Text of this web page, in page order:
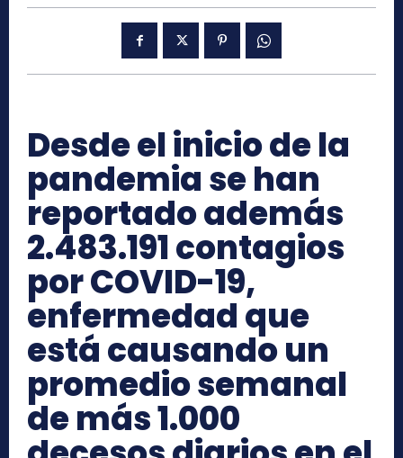
Desde el inicio de la
pandemia se han
reportado además
2.483.191 contagios
por COVID-19,
enfermedad que
está causando un
promedio semanal
de más 1.000